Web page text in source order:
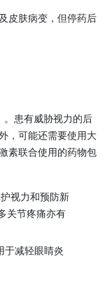
皮肤病变，但停药后
。患有威胁视力的后
，可能还需要使用大
素联合使用的药物包
视力和预防新
关节疼痛亦有
于减轻眼睛炎